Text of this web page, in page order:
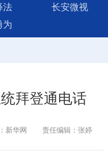
法
长安微视
为
拜登通电话
新华网 责任编辑：张婷